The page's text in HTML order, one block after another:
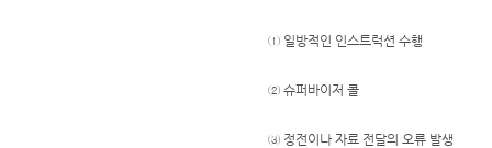
① 일방적인 인스트럭션 수행
② 슈퍼바이저 콜
③ 정전이나 자료 전달의 오류 발생